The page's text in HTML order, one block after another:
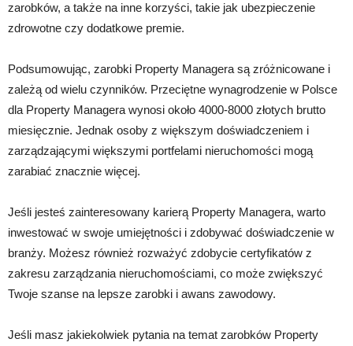
zarobków, a także na inne korzyści, takie jak ubezpieczenie
zdrowotne czy dodatkowe premie.
Podsumowując, zarobki Property Managera są zróżnicowane i
zależą od wielu czynników. Przeciętne wynagrodzenie w Polsce
dla Property Managera wynosi około 4000-8000 złotych brutto
miesięcznie. Jednak osoby z większym doświadczeniem i
zarządzającymi większymi portfelami nieruchomości mogą
zarabiać znacznie więcej.
Jeśli jesteś zainteresowany karierą Property Managera, warto
inwestować w swoje umiejętności i zdobywać doświadczenie w
branży. Możesz również rozważyć zdobycie certyfikatów z
zakresu zarządzania nieruchomościami, co może zwiększyć
Twoje szanse na lepsze zarobki i awans zawodowy.
Jeśli masz jakiekolwiek pytania na temat zarobków Property